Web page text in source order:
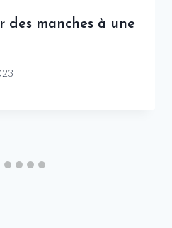
des manches à une